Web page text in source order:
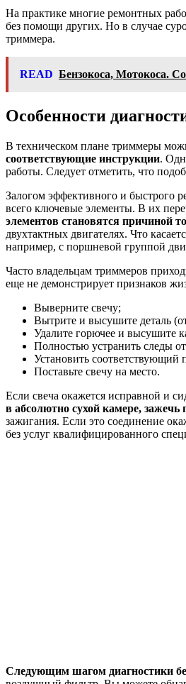
На практике многие ремонтных
без помощи других. Но в случае
триммера.
READ Бензокоса, Мотокоса.
Особенности
В техническом плане триммеры
соответствующие инструкции.
работы. Следует отметить, что
Залогом эффективного и быстрого
всего ключевые элементы. В их
элементов становятся причиной
двухтактных двигателях. Что
например, с поршневой группой
Часто владельцам триммеров
еще не демонстрирует признаков
Выверните свечу;
Вытрите и высушите деталь
Удалите горючее и высушите
Полностью устранить следы
Установить соответствующий
Поставьте свечу на место.
Если свеча окажется исправной и
в абсолютно сухой камере, зажечь
зажигания. Если это соединение
без услуг квалифицированного
Следующим шагом диагностики